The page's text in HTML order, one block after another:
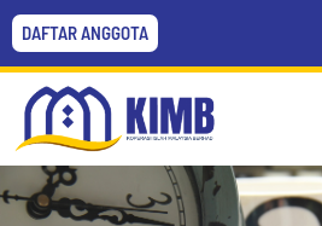
DAFTAR ANGGOTA